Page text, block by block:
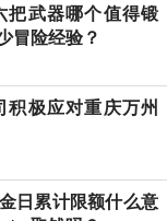
把武器哪个值得锻
冒险经验？
积极应对重庆万州
日累计限额什么意